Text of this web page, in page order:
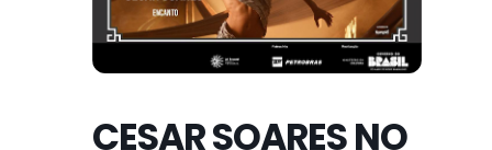
CESAR SOARES NO